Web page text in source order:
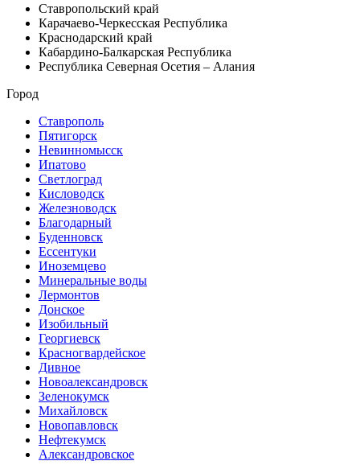
Ставропольский край
Карачаево-Черкесская Республика
Краснодарский край
Кабардино-Балкарская Республика
Республика Северная Осетия – Алания
Город
Ставрополь
Пятигорск
Невинномысск
Ипатово
Светлоград
Кисловодск
Железноводск
Благодарный
Буденновск
Ессентуки
Иноземцево
Минеральные воды
Лермонтов
Донское
Изобильный
Георгиевск
Красногвардейское
Дивное
Новоалександровск
Зеленокумск
Михайловск
Новопавловск
Нефтекумск
Александровское